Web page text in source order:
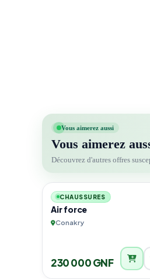
Vous aimerez aussi
Vous aimerez
Découvrez d'autres offres
CHAUSSURES
Air force
Conakry
230 000 GNF